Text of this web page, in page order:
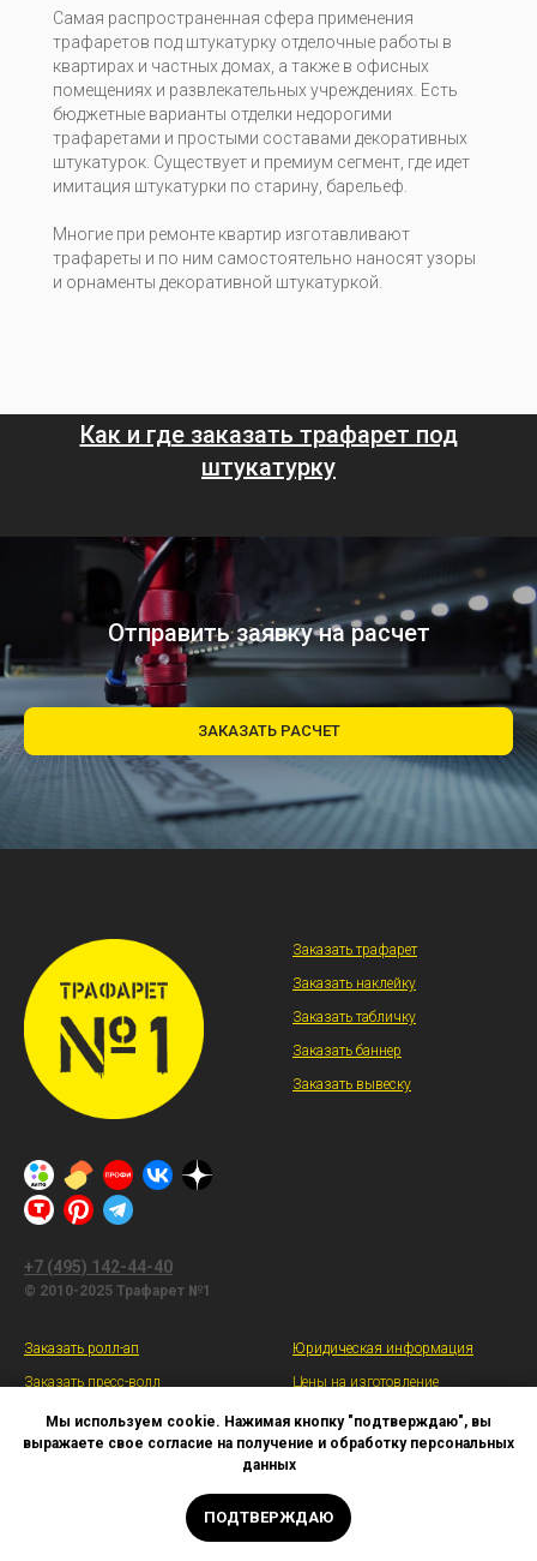
Мы используем cookie. Нажимая кнопку "подтверждаю", вы
выражаете свое согласие на получение и обработку персональных
данных
ПОДТВЕРЖДАЮ
Самая распространенная сфера применения
трафаретов под штукатурку отделочные работы в
квартирах и частных домах, а также в офисных
помещениях и развлекательных учреждениях. Есть
бюджетные варианты отделки недорогими
трафаретами и простыми составами декоративных
штукатурок. Существует и премиум сегмент, где идет
имитация штукатурки по старину, барельеф.
Многие при ремонте квартир изготавливают
трафареты и по ним самостоятельно наносят узоры
и орнаменты декоративной штукатуркой.
Как и где заказать трафарет под
штукатурку
Отправить заявку на расчет
ЗАКАЗАТЬ РАСЧЕТ
+7 (495) 142-44-40
© 2010-2025 Трафарет №1
Заказать трафарет
Заказать наклейку
Заказать табличку
Заказать баннер
Заказать вывеску
Заказать ролл-ап
Заказать пресс-волл
Заказать выставочный стенд
Заказать промостойку
Юридическая информация
Цены на изготовление
Оплата, доставка, возврат
Политика конфиденциальности